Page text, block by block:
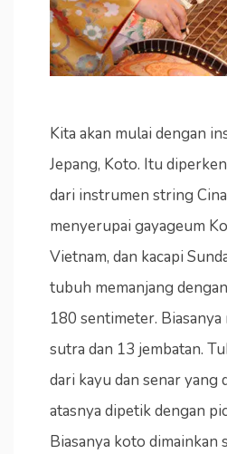
Kita akan mulai dengan
Jepang, Koto. Itu
dari instrumen string
menyerupai gayageum
Vietnam, dan kacapi
tubuh memanjang
180 sentimeter.
sutra dan 13 jembatan.
dari kayu dan senar yang
atasnya dipetik dengan
Biasanya koto dimainkan